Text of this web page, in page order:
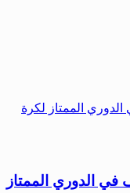
الدوري الممتاز